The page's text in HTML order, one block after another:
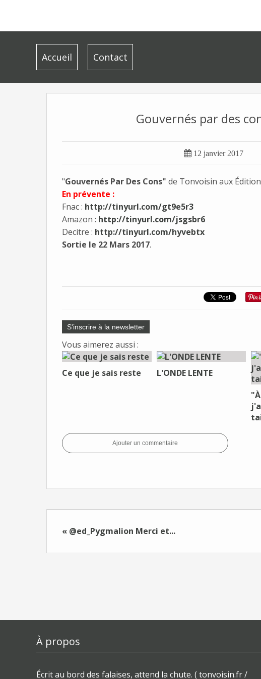
Accueil Contact
Gouvernés par des
 12 janvier 2017
"Gouvernés Par Des Cons" de Tonvoisin aux
En prévente :
Fnac : http://tinyurl.com/gt9e5r3
Amazon : http://tinyurl.com/jsgsbr6
Decitre : http://tinyurl.com/hyvebtx
Sortie le 22 Mars 2017.
S'inscrire à la newsletter
Vous aimerez aussi :
Ce que je sais reste
L'ONDE LENTE
Ajouter un commentaire
« @ed_Pygmalion Merci et...
À propos
Écrit au bord des falaises, attend la chute. ( tonvoisin.fr /